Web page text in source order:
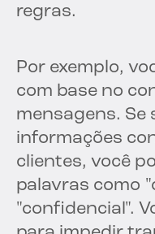
regras.
Por exemplo,
com base no
mensagens. Se
informações
clientes, você
palavras como
"confidencial".